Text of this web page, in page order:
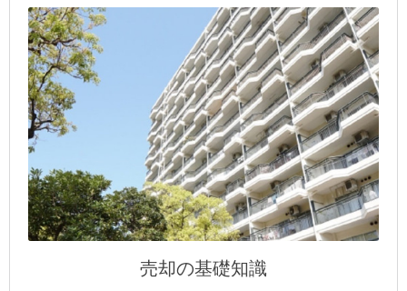
売却の基礎知識